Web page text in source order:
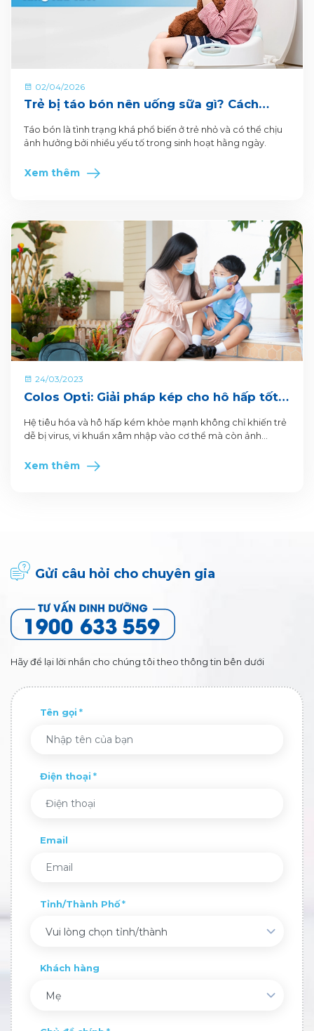
02/04/2026
Trẻ bị táo bón nên uống sữa gì? Cách
chọn sữa phù hợp cho từng lứa tuổi
Táo bón là tình trạng khá phổ biến ở trẻ nhỏ và có thể chịu
ảnh hưởng bởi nhiều yếu tố trong sinh hoạt hằng ngày.
Xem thêm
24/03/2023
Colos Opti: Giải pháp kép cho hô hấp tốt -
Hệ tiêu hóa và hô hấp kém khỏe mạnh không chỉ khiến trẻ
dễ bị virus, vi khuẩn xâm nhập vào cơ thể mà còn ảnh
hóa kém ảnh hưởng đến khẩu vị và khả năng hấp thụ
Xem thêm
Gửi câu hỏi cho chuyên gia
Hãy để lại lời nhắn cho chúng tôi theo thông tin bên dưới
Tên gọi
Điện thoại
Email
Tỉnh/Thành Phố
Vui lòng chọn tỉnh/thành
Khách hàng
Mẹ